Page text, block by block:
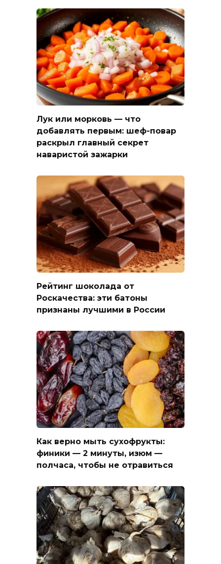
Лук или морковь — что
добавлять первым: шеф-повар
раскрыл главный секрет
наваристой зажарки
Рейтинг шоколада от
Роскачества: эти батоны
признаны лучшими в России
Как верно мыть сухофрукты:
финики — 2 минуты, изюм —
полчаса, чтобы не отравиться